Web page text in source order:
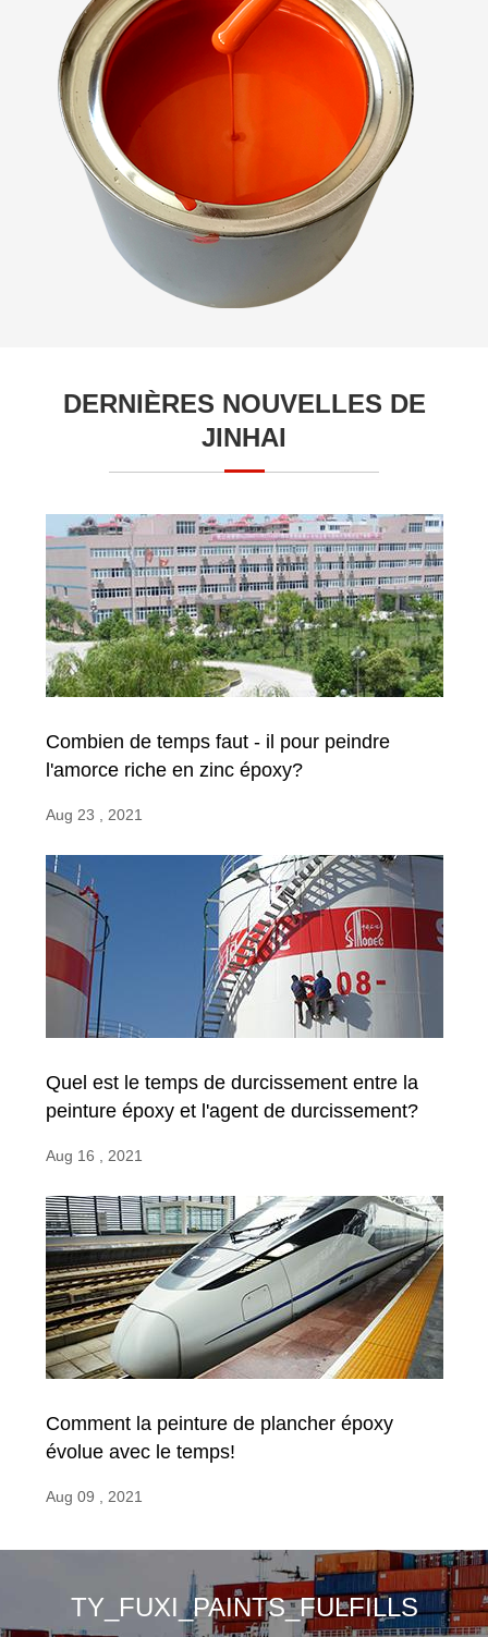
DERNIÈRES NOUVELLES DE
JINHAI
Combien de temps faut - il pour peindre
l'amorce riche en zinc époxy?
Aug 23 , 2021
Quel est le temps de durcissement entre la
peinture époxy et l'agent de durcissement?
Aug 16 , 2021
Comment la peinture de plancher époxy
évolue avec le temps!
Aug 09 , 2021
TY_FUXI_PAINTS_FULFILLS